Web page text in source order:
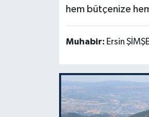
hem bütçenize
Muhabir: Ersin